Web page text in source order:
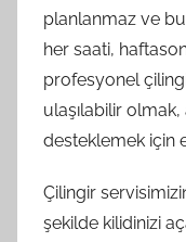
planlanmaz ve bu
her saati,
profesyonel
ulaşılabilir olmak,
desteklemek için
Çilingir
şekilde kilidinizi